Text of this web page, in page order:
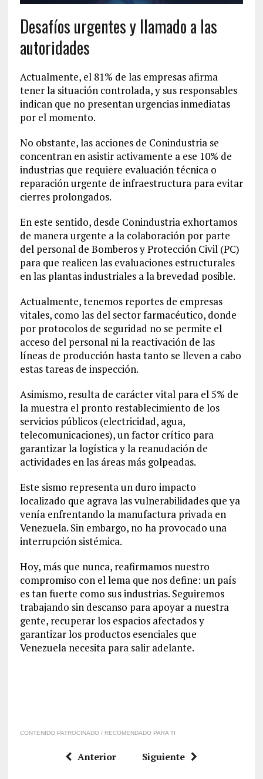
Desafíos urgentes y llamado a las
autoridades
Actualmente, el 81% de las empresas afirma
tener la situación controlada, y sus responsables
indican que no presentan urgencias inmediatas
por el momento.
No obstante, las acciones de Conindustria se
concentran en asistir activamente a ese 10% de
industrias que requiere evaluación técnica o
reparación urgente de infraestructura para evitar
cierres prolongados.
En este sentido, desde Conindustria exhortamos
de manera urgente a la colaboración por parte
del personal de Bomberos y Protección Civil (PC)
para que realicen las evaluaciones estructurales
en las plantas industriales a la brevedad posible.
Actualmente, tenemos reportes de empresas
vitales, como las del sector farmacéutico, donde
por protocolos de seguridad no se permite el
acceso del personal ni la reactivación de las
líneas de producción hasta tanto se lleven a cabo
estas tareas de inspección.
Asimismo, resulta de carácter vital para el 5% de
la muestra el pronto restablecimiento de los
servicios públicos (electricidad, agua,
telecomunicaciones), un factor crítico para
garantizar la logística y la reanudación de
actividades en las áreas más golpeadas.
Este sismo representa un duro impacto
localizado que agrava las vulnerabilidades que ya
venía enfrentando la manufactura privada en
Venezuela. Sin embargo, no ha provocado una
interrupción sistémica.
Hoy, más que nunca, reafirmamos nuestro
compromiso con el lema que nos define: un país
es tan fuerte como sus industrias. Seguiremos
trabajando sin descanso para apoyar a nuestra
gente, recuperar los espacios afectados y
garantizar los productos esenciales que
Venezuela necesita para salir adelante.
CONTENIDO PATROCINADO / RECOMENDADO PARA TI
Anterior Siguiente